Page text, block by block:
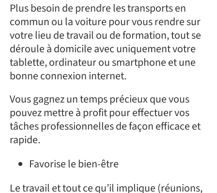
Plus besoin de prendre les transports en
commun ou la voiture pour vous rendre sur
votre lieu de travail ou de formation, tout se
déroule à domicile avec uniquement votre
tablette, ordinateur ou smartphone et une
bonne connexion internet.
Vous gagnez un temps précieux que vous
pouvez mettre à profit pour effectuer vos
tâches professionnelles de façon efficace et
rapide.
Favorise le bien-être
Le travail et tout ce qu’il implique (réunions,